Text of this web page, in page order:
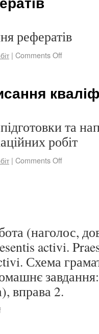
рефератів
| Comments Off
та
робіт
| Comments Off
(наголос,
activi.
Схема
вправа 2.